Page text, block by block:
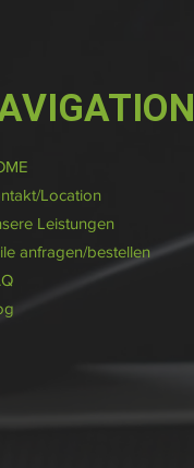
Location
Leistungen
anfragen/bestellen